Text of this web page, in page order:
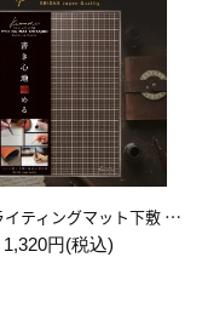
Kiwami ライティングマット下敷 A4+【ブラウン&キャメル】
1,320円(税込)